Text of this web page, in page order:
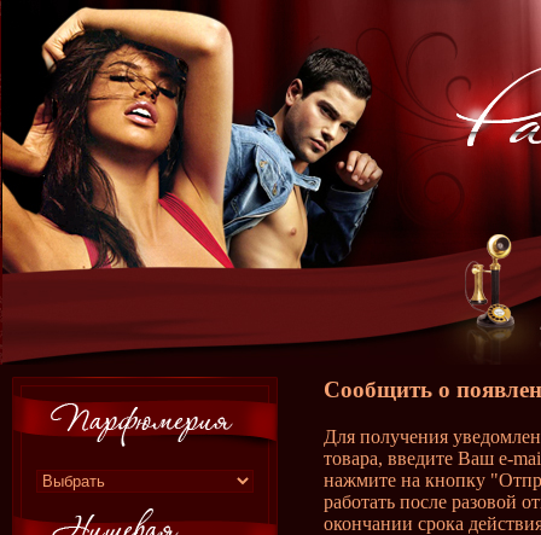
Сообщить о
Для получения
товара, введите Ваш e-
нажмите на кнопку
работать после разовой
окончании срока